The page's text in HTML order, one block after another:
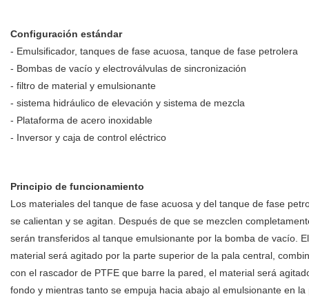
Configuración estándar
- Emulsificador, tanques de fase acuosa, tanque de fase petrolera
- Bombas de vacío y electroválvulas de sincronización
- filtro de material y emulsionante
- sistema hidráulico de elevación y sistema de mezcla
- Plataforma de acero inoxidable
- Inversor y caja de control eléctrico
Principio de funcionamiento
Los materiales del tanque de fase acuosa y del tanque de fase
se calientan y se agitan. Después de que se mezclen
serán transferidos al tanque emulsionante por la bomba de vacío. El
material será agitado por la parte superior de la pala central,
con el rascador de PTFE que barre la pared, el material será
fondo y mientras tanto se empuja hacia abajo al emulsionante en la